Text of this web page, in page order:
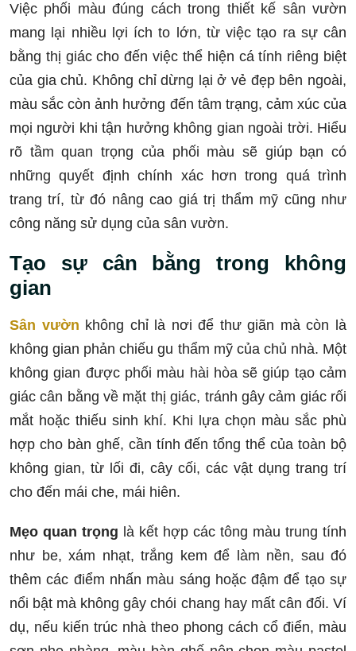
Việc phối màu đúng cách trong thiết kế sân vườn
mang lại nhiều lợi ích to lớn, từ việc tạo ra sự cân
bằng thị giác cho đến việc thể hiện cá tính riêng biệt
của gia chủ. Không chỉ dừng lại ở vẻ đẹp bên ngoài,
màu sắc còn ảnh hưởng đến tâm trạng, cảm xúc của
mọi người khi tận hưởng không gian ngoài trời. Hiểu
rõ tầm quan trọng của phối màu sẽ giúp bạn có
những quyết định chính xác hơn trong quá trình
trang trí, từ đó nâng cao giá trị thẩm mỹ cũng như
công năng sử dụng của sân vườn.
Tạo sự cân bằng trong không
gian
Sân vườn không chỉ là nơi để thư giãn mà còn là
không gian phản chiếu gu thẩm mỹ của chủ nhà. Một
không gian được phối màu hài hòa sẽ giúp tạo cảm
giác cân bằng về mặt thị giác, tránh gây cảm giác rối
mắt hoặc thiếu sinh khí. Khi lựa chọn màu sắc phù
hợp cho bàn ghế, cần tính đến tổng thể của toàn bộ
không gian, từ lối đi, cây cối, các vật dụng trang trí
cho đến mái che, mái hiên.
Mẹo quan trọng là kết hợp các tông màu trung tính
như be, xám nhạt, trắng kem để làm nền, sau đó
thêm các điểm nhấn màu sáng hoặc đậm để tạo sự
nổi bật mà không gây chói chang hay mất cân đối. Ví
dụ, nếu kiến trúc nhà theo phong cách cổ điển, màu